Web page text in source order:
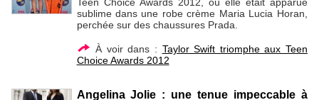
sublime dans une robe crème Maria Lucia Horan,
perchée sur des chaussures Prada.
À voir dans : Taylor Swift triomphe aux Teen
Choice Awards 2012
Angelina Jolie : une tenue impeccable à